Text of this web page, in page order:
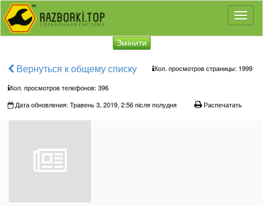
Змінити
Вернуться к общему списку Кол. просмотров страницы: 1999
Кол. просмотров телефонов: 396
Дата обновления: Травень 3, 2019, 2:56 після полудня
Распечатать